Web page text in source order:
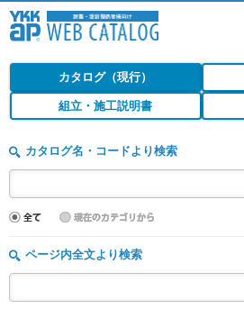
カタログ（現行）
組立・施工説明書
カタログ名・コードより検索
ページ内全文より検索